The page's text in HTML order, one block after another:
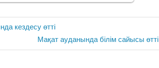
кездесу өтті
Next
Post:
Мақат ауданында білім сайысы өтті